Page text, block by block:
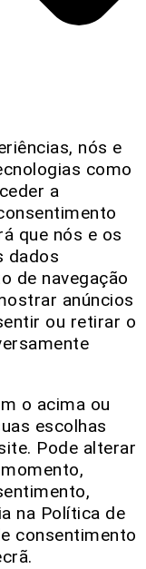
nós e
como
a
que nós e os
dados
de navegação
anúncios
ou retirar o
o acima ou
escolhas
Pode alterar
na Política de
consentimento